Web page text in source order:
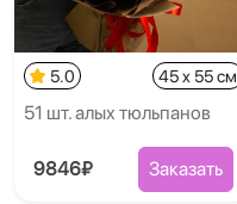
5.0 45 x 55 см
51 шт. алых тюльпанов
9846₽ Заказать